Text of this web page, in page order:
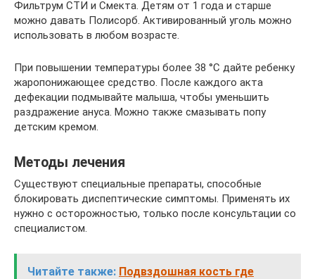
Фильтрум СТИ и Смекта. Детям от 1 года и старше
можно давать Полисорб. Активированный уголь можно
использовать в любом возрасте.
При повышении температуры более 38 °С дайте ребенку
жаропонижающее средство. После каждого акта
дефекации подмывайте малыша, чтобы уменьшить
раздражение ануса. Можно также смазывать попу
детским кремом.
Методы лечения
Существуют специальные препараты, способные
блокировать диспептические симптомы. Применять их
нужно с осторожностью, только после консультации со
специалистом.
Читайте также: Подвздошная кость где